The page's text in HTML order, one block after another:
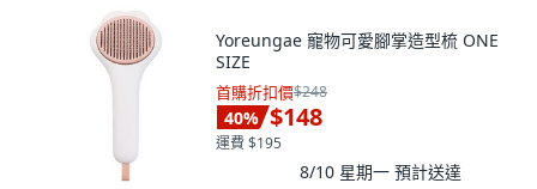
Yoreungae 寵物可愛腳掌造型梳 ONE
SIZE
首購折扣價$248
40% $148
運費 $195
8/10 星期一 預計送達